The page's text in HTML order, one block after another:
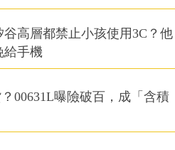
高層都禁止小孩使用3C？他
給手機
00631L曝險破百，成「含積